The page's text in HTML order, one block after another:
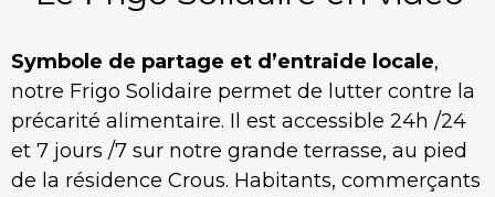
Symbole de partage et d’entraide locale,
notre Frigo Solidaire permet de lutter contre la
précarité alimentaire. Il est accessible 24h /24
et 7 jours /7 sur notre grande terrasse, au pied
de la résidence Crous. Habitants, commerçants